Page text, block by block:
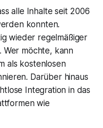
alle Inhalte seit 2006
konnten.
wieder regelmäßiger
Wer möchte, kann
als kostenlosen
Darüber hinaus
Integration in das
wie